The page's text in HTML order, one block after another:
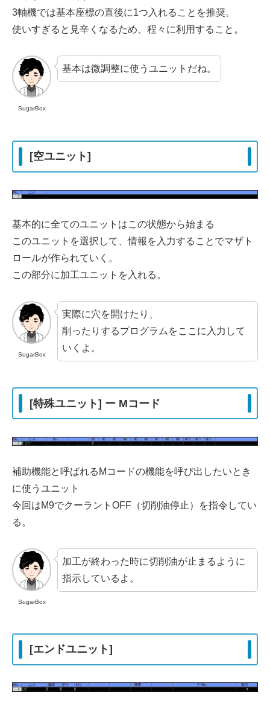
3軸機では基本座標の直後に1つ入れることを推奨。
使いすぎると見辛くなるため、程々に利用すること。
SugarBox
基本は微調整に使うユニットだね。
[空ユニット]
基本的に全てのユニットはこの状態から始まる
このユニットを選択して、情報を入力することでマザト
ロールが作られていく。
この部分に加工ユニットを入れる。
SugarBox
実際に穴を開けたり、
削ったりするプログラムをここに入力して
いくよ。
[特殊ユニット] ー Mコード
補助機能と呼ばれるMコードの機能を呼び出したいとき
に使うユニット
今回はM9でクーラントOFF（切削油停止）を指令してい
る。
SugarBox
加工が終わった時に切削油が止まるように
指示しているよ。
[エンドユニット]